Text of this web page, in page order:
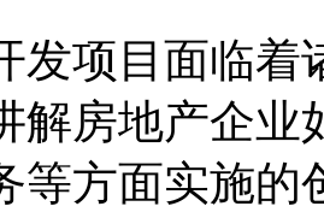
项目面临着
解房地产企业
等方面实施的